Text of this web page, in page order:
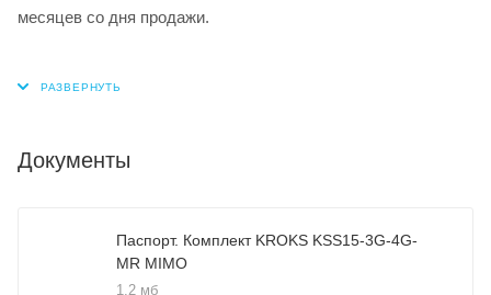
месяцев со дня продажи.
Документы
Паспорт. Комплект KROKS KSS15-3G-4G-
MR MIMO
1,2 мб